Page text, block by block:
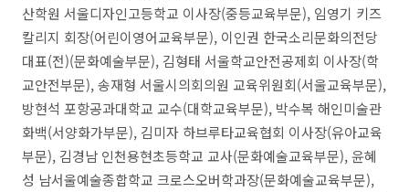
산학원 서울디자인고등학교 이사장(중등교육부문), 임영기 키즈
칼리지 회장(어린이영어교육부문), 이인권 한국소리문화의전당
대표(전)(문화예술부문), 김형태 서울학교안전공제회 이사장(학
교안전부문), 송재형 서울시의회의원 교육위원회(서울교육부문),
방현석 포항공과대학교 교수(대학교육부문), 박수복 해인미술관
화백(서양화가부문), 김미자 하브루타교육협회 이사장(유아교육
부문), 김경남 인천용현초등학교 교사(문화예술교육부문), 윤혜
성 남서울예술종합학교 크로스오버학과장(문화예술교육부문),